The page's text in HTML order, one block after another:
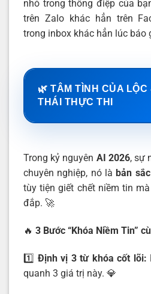
nhỏ trong thông điệp của
trên Zalo khác hẳn trên
trong inbox khác hẳn lúc báo
🌿 TÂM TÌNH CỦA LỘC
THÁI THỰC THI
Trong kỷ nguyên AI 2026, sự
chuyên nghiệp, nó làbản
tùy tiện giết chết niềm tin
đắp. 🚀
🔥 3 Bước “Khóa Niềm Tin”
1️⃣ Định vị 3 từ khóa cốt lõi:
quanh 3 giá trị này. 💎